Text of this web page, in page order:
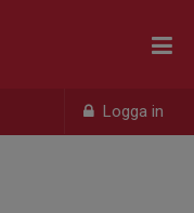
Logga in